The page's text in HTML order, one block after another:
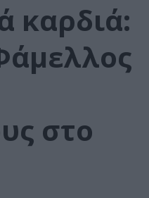
καρδιά:
στο